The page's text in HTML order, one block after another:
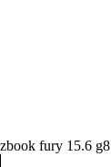
fury 15.6 g8